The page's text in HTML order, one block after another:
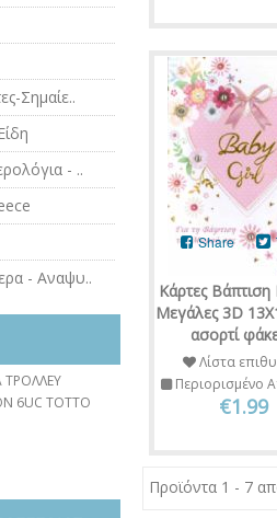
Σημαίε..
- ..
- Αναψυ..
ΤΡΟΛΛΕΥ
6UC TOTTO
Κάρτες Βάπτιση
Μεγάλες 3D
ασορτί
Share
Λίστα
Περιορισμένο
€1.99
Προϊόντα 1 - 7